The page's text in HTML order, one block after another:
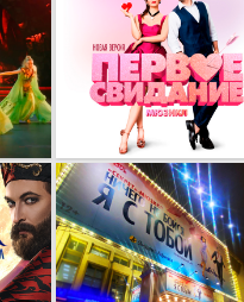
Новый кей-вижуал
мюзикла «Первое
свидание»
Рекламная кампания
секрет-мюзикла
«Ничего не бойся, я
с тобой»